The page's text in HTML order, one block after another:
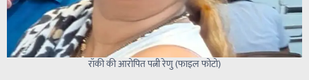
रॉकी की आरोपित पत्नी रेणु (फाइल फोटो)